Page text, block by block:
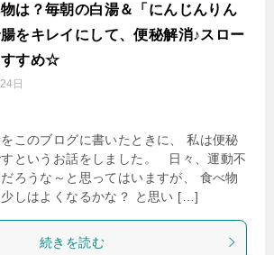
は？毎朝の白湯＆「にんじんりん
をキレイにして、便秘解消♪スロー
すすめ☆
日
このブログに書いたときに、 私は便秘
というお話をしました。 日々、運動不
ろうな～と思ってはいますが、 食べ物
しはよくなるかな？ と思い […]
続きを読む